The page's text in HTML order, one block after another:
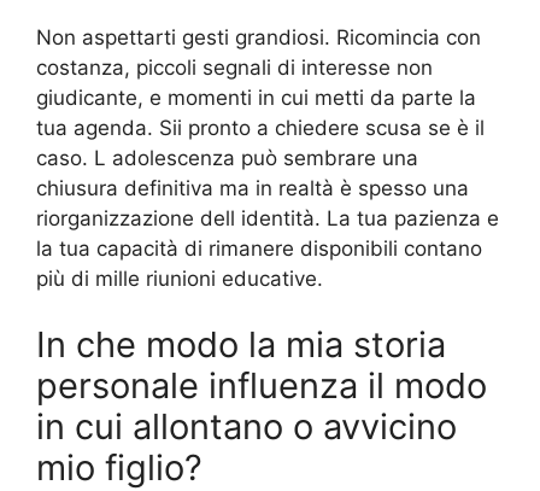
Non aspettarti gesti grandiosi. Ricomincia con
costanza, piccoli segnali di interesse non
giudicante, e momenti in cui metti da parte la
tua agenda. Sii pronto a chiedere scusa se è il
caso. L adolescenza può sembrare una
chiusura definitiva ma in realtà è spesso una
riorganizzazione dell identità. La tua pazienza e
la tua capacità di rimanere disponibili contano
più di mille riunioni educative.
In che modo la mia storia
personale influenza il modo
in cui allontano o avvicino
mio figlio?